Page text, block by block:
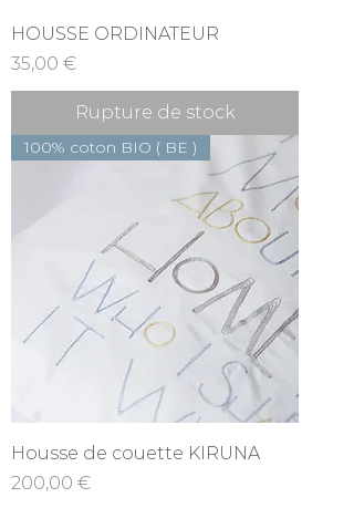
HOUSSE ORDINATEUR
Prix
35,00 €
Rupture de stock
100% coton BIO ( BE )
Housse de couette KIRUNA
Prix
200,00 €